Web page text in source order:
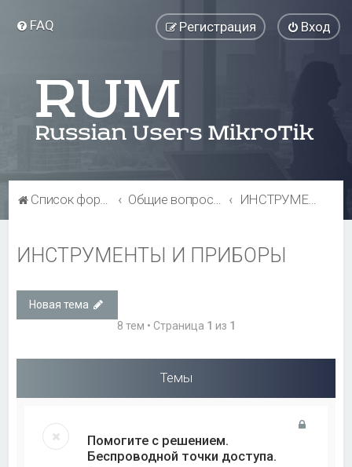
FAQ Вход
Регистрация
Список форумов Общие вопросы ИНСТРУМЕНТЫ И ПРИБОРЫ
ИНСТРУМЕНТЫ И ПРИБОРЫ
Новая тема
8 тем • Страница 1 из 1
Темы
Помогите с решением.
Беспроводной точки доступа.